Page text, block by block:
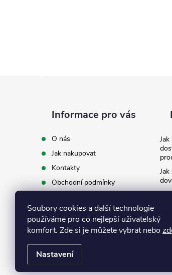
Soubory cookies a další technologie
používáme pro co nejlepší uživatelský
komfort. Zde si je můžete vybrat nebo
Nastavení
Informace pro vás
O nás
Jak nakupovat
Kontakty
Obchodní podmínky
údajů
Ke stažení